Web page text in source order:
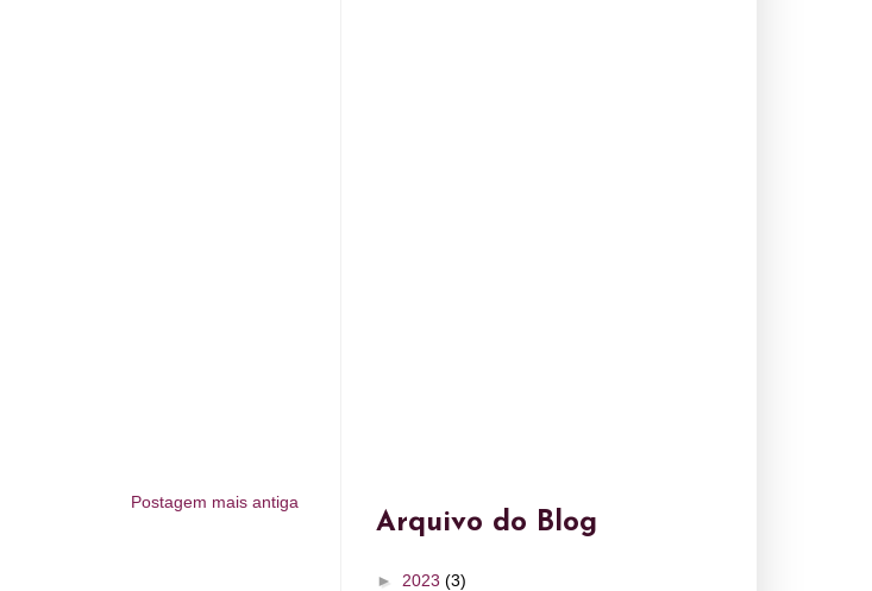
Postagem mais antiga
Arquivo do Blog
► 2023 (3)